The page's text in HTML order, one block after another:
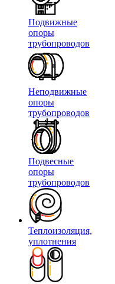
Подвижные
опоры
трубопроводов
Неподвижные
опоры
трубопроводов
Подвесные
опоры
трубопроводов
Теплоизоляция,
уплотнения